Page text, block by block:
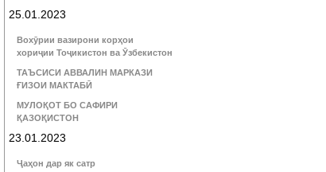
25.01.2023
Вохӯрии вазирони корҳои
хориҷии Тоҷикистон ва Ӯзбекистон
ТАЪСИСИ АВВАЛИН МАРКАЗИ
ҒИЗОИ МАКТАБӢ
МУЛОҚОТ БО САФИРИ
ҚАЗОҚИСТОН
23.01.2023
Ҷаҳон дар як сатр